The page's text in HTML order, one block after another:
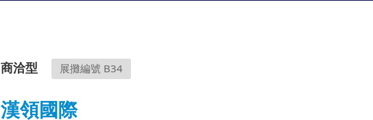
商洽型 展攤編號 B34
漢領國際